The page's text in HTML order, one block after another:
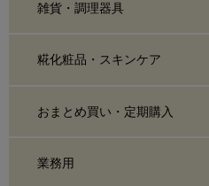
雑貨・調理器具
糀化粧品・スキンケア
おまとめ買い・定期購入
業務用